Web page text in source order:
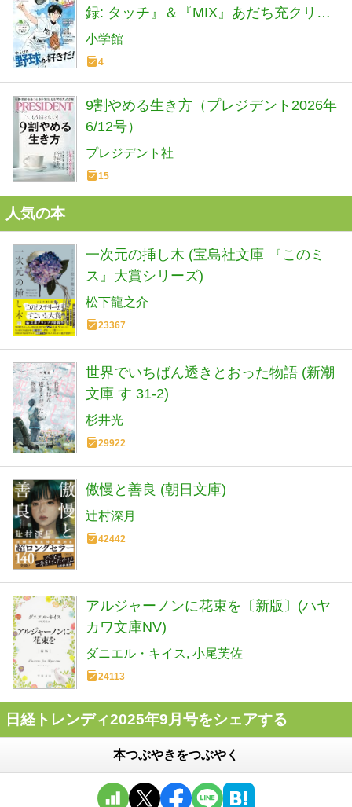
録: タッチ』＆『MIX』あだち充クリア
ファイルセット】
小学館
4
9割やめる生き方（プレジデント2026年
6/12号）
プレジデント社
15
人気の本
一次元の挿し木 (宝島社文庫 『このミ
ス』大賞シリーズ)
松下龍之介
23367
世界でいちばん透きとおった物語 (新潮
文庫 す 31-2)
杉井光
29922
傲慢と善良 (朝日文庫)
辻村深月
42442
アルジャーノンに花束を〔新版〕(ハヤ
カワ文庫NV)
ダニエル・キイス 小尾芙佐
24113
日経トレンディ2025年9月号をシェアする
本つぶやきをつぶやく